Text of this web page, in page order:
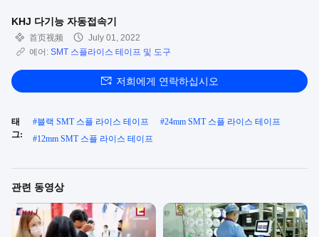
KHJ 다기능 자동접속기
首页视频
July 01, 2022
예어: SMT 스플라이스 테이프 및 도구
저희에게 연락하십시오
태
그:
#블랙 SMT 스플 라이스 테이프 #24mm SMT 스플 라이스 테이프
#12mm SMT 스플 라이스 테이프
관련 동영상